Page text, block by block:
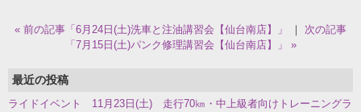
« 前の記事「6月24日(土)洗車と注油講習会【仙台南店】」 ｜ 次の記事
「7月15日(土)パンク修理講習会【仙台南店】」 »
最近の投稿
ライドイベント 11月23日(土) 走行70㎞・中上級者向けトレーニングラ